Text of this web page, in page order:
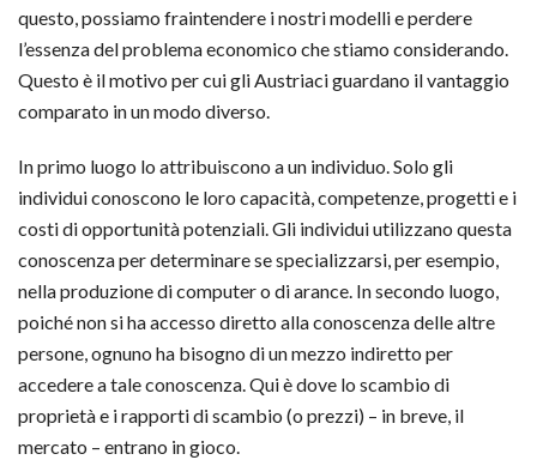
questo, possiamo fraintendere i nostri modelli e perdere
l’essenza del problema economico che stiamo considerando.
Questo è il motivo per cui gli Austriaci guardano il vantaggio
comparato in un modo diverso.
In primo luogo lo attribuiscono a un individuo. Solo gli
individui conoscono le loro capacità, competenze, progetti e i
costi di opportunità potenziali. Gli individui utilizzano questa
conoscenza per determinare se specializzarsi, per esempio,
nella produzione di computer o di arance. In secondo luogo,
poiché non si ha accesso diretto alla conoscenza delle altre
persone, ognuno ha bisogno di un mezzo indiretto per
accedere a tale conoscenza. Qui è dove lo scambio di
proprietà e i rapporti di scambio (o prezzi) – in breve, il
mercato – entrano in gioco.